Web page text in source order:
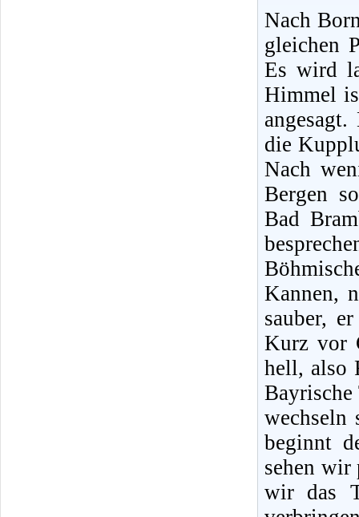
Nach
gleichen
Es wird
Himmel
die
Nach
Bergen
Bad
Kannen,
sauber,
Kurz vor
hell, also
wechseln
beginnt
sehen wir
wir das